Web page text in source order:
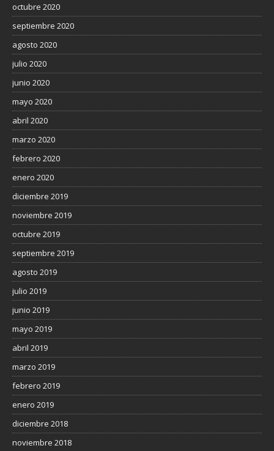
octubre 2020
septiembre 2020
agosto 2020
julio 2020
junio 2020
mayo 2020
abril 2020
marzo 2020
febrero 2020
enero 2020
diciembre 2019
noviembre 2019
octubre 2019
septiembre 2019
agosto 2019
julio 2019
junio 2019
mayo 2019
abril 2019
marzo 2019
febrero 2019
enero 2019
diciembre 2018
noviembre 2018